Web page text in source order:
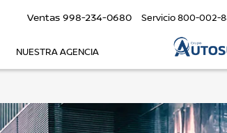
Ventas 998-234-0680 Servicio800-002-
NUESTRA AGENCIA